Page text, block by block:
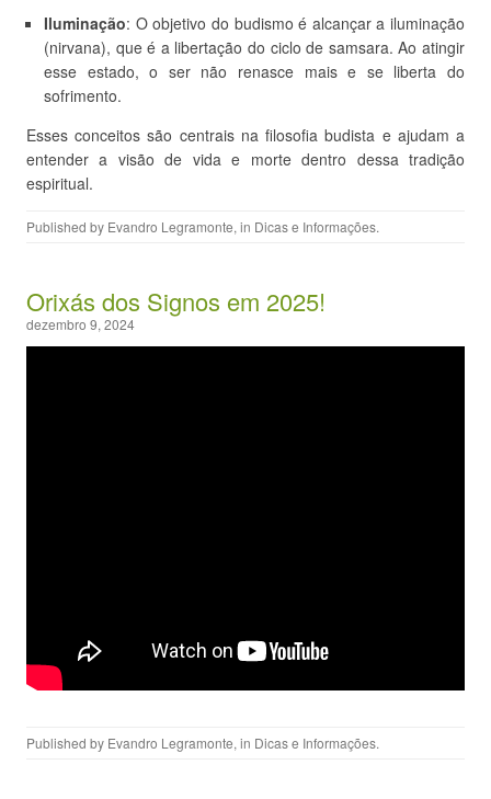
Iluminação: O objetivo do budismo é alcançar a iluminação
(nirvana), que é a libertação do ciclo de samsara. Ao atingir
esse estado, o ser não renasce mais e se liberta do
sofrimento.
Esses conceitos são centrais na filosofia budista e ajudam a
entender a visão de vida e morte dentro dessa tradição
espiritual.
Published by Evandro Legramonte, in Dicas e Informações.
Orixás dos Signos em 2025!
dezembro 9, 2024
Published by Evandro Legramonte, in Dicas e Informações.